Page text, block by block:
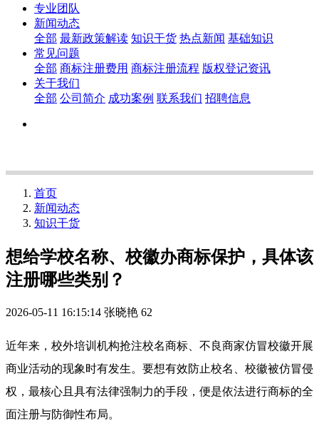
专业团队
新闻动态
全部 最新政策解读 知识干货 热点新闻 基础知识
常见问题
全部 商标注册费用 商标注册流程 版权登记资讯
关于我们
全部 公司简介 成功案例 联系我们 招聘信息
首页
新闻动态
知识干货
想给学校名称、校徽办商标保护，具体该
注册哪些类别？
2026-05-11 16:15:14 张晓艳 62
近年来，校外培训机构抢注校名商标、不良商家仿冒校徽开展
商业活动的现象时有发生。要想有效防止校名、校徽被仿冒侵
权，最核心且具有法律强制力的手段，便是依法进行商标的全
面注册与防御性布局。